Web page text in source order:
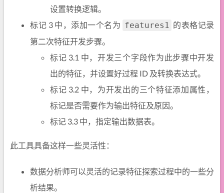
设置转换逻辑。
标记 3 中，添加一个名为 features1 的表格记录
第二次特征开发步骤。
标记 3.1 中，开发三个字段作为此步骤中开发
出的特征，并设置好过程 ID 及转换表达式。
标记 3.2 中，为开发出的三个特征添加属性，
标记是否需要作为输出特征及原因。
标记 3.3 中，指定输出数据表。
此工具具备这样一些灵活性：
数据分析师可以灵活的记录特征探索过程中的一些分
析结果。